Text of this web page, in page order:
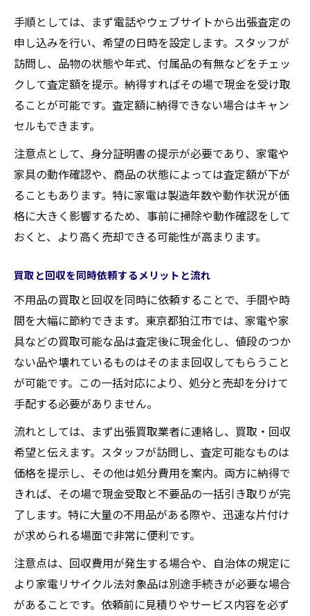
手順としては、まず電話やウェブサイトから出張査定の
申し込みを行い、希望の日時を設定します。スタッフが
訪問し、品物の状態や年式、付属品の有無などをチェッ
クして査定額を提示。納得すればその場で現金を受け取
ることが可能です。査定額に納得できない場合はキャン
セルもできます。
注意点として、身分証明書の提示が必要であり、家電や
家具の動作確認や、商品の状態によっては査定額が下が
ることもあります。特に家電は製造年数や動作状況が価
格に大きく影響するため、事前に掃除や動作確認をして
おくと、より高く売却できる可能性が高まります。
買取と回収を同時依頼するメリットと流れ
不用品の買取と回収を同時に依頼することで、手間や時
間を大幅に節約できます。東京都狛江市では、家電や家
具などの買取可能な品は査定後に現金化し、値段のつか
ない品や壊れているものはそのまま回収してもらうこと
が可能です。この一括対応により、処分と売却を分けて
手配する必要がありません。
流れとしては、まず出張買取業者に連絡し、買取・回収
希望と伝えます。スタッフが訪問し、査定可能なものは
価格を提示し、その他は処分費用を案内。両方に納得で
きれば、その場で現金受取と不要品の一括引き取りが完
了します。特に大量の不用品がある際や、迅速な片付け
が求められる場面で非常に便利です。
注意点は、回収費用が発生する場合や、自治体の規定に
より家電リサイクル法対象品は別途手続きが必要な場合
があることです。依頼前に見積りやサービス内容を必ず